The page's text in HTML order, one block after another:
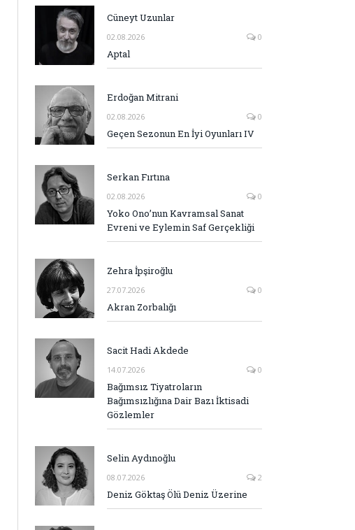
Cüneyt Uzunlar
02.08.2026 0
Aptal
Erdoğan Mitrani
02.08.2026 0
Geçen Sezonun En İyi Oyunları IV
Serkan Fırtına
02.08.2026 0
Yoko Ono’nun Kavramsal Sanat
Evreni ve Eylemin Saf Gerçekliği
Zehra İpşiroğlu
27.07.2026 0
Akran Zorbalığı
Sacit Hadi Akdede
14.07.2026 0
Bağımsız Tiyatroların
Bağımsızlığına Dair Bazı İktisadi
Gözlemler
Selin Aydınoğlu
08.07.2026 2
Deniz Göktaş Ölü Deniz Üzerine